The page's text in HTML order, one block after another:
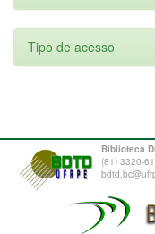
Tipo de acesso
Biblioteca
(81) 3320-